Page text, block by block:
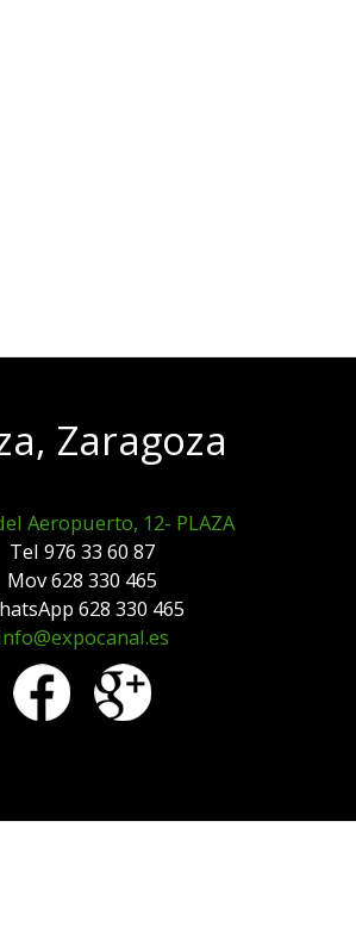
Zaragoza
Aeropuerto, 12- PLAZA
Tel 976 33 60 87
Mov 628 330 465
628 330 465